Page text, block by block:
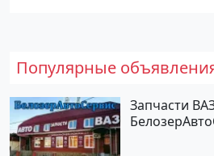
Популярные
Запчасти